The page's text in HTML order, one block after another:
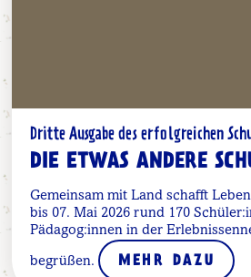
Dritte Ausgabe des erfolgreichen
DIE ETWAS ANDERE
Gemeinsam mit Land schafft
bis 07. Mai 2026 rund 170
Pädagog:innen in der
begrüßen. MEHR DAZU